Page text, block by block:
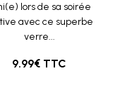
lors de sa soirée
avec ce superbe
verre...
9.99€ TTC